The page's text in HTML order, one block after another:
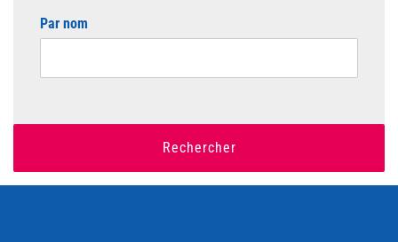
Par nom
Rechercher